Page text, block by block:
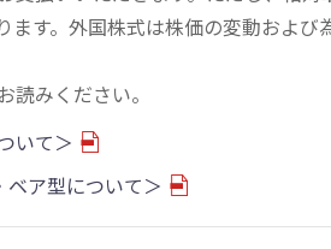
す。外国株式は株価の変動および
みください。
いて＞
ア型について＞